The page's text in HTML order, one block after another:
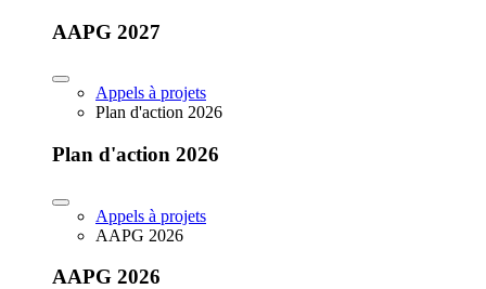
AAPG 2027
Appels à projets
Plan d'action 2026
Plan d'action 2026
Appels à projets
AAPG 2026
AAPG 2026